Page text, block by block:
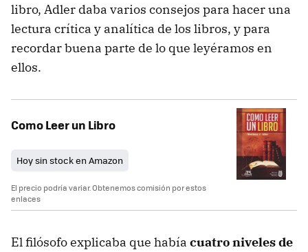
libro, Adler daba varios consejos para hacer una
lectura crítica y analítica de los libros, y para
recordar buena parte de lo que leyéramos en
ellos.
Como Leer un Libro
Hoy sin stock en Amazon
El precio podría variar. Obtenemos comisión por estos
enlaces
El filósofo explicaba que había cuatro niveles de